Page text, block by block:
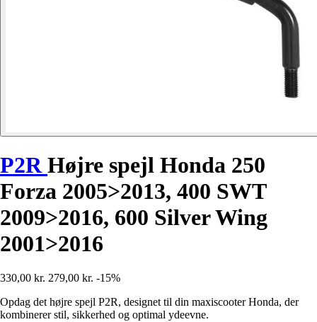
P2R Højre spejl Honda 250
Forza 2005>2013, 400 SWT
2009>2016, 600 Silver Wing
2001>2016
330,00 kr. 279,00 kr. -15%
Opdag det højre spejl P2R, designet til din maxiscooter Honda, der
kombinerer stil, sikkerhed og optimal ydeevne.